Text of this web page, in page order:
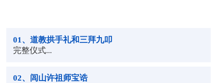
01 、道教拱手礼和三拜九叩
完整仪式...
02、闾山许祖师宝诰